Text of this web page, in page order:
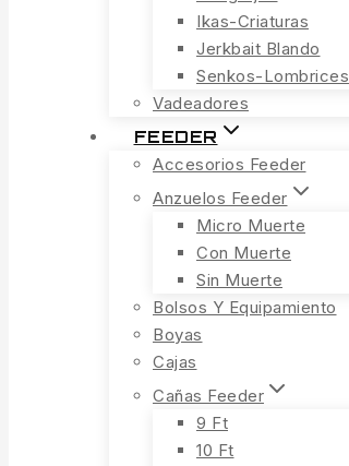
Ikas-Criaturas
Jerkbait Blando
Senkos-Lombrices
Vadeadores
FEEDER
Accesorios Feeder
Anzuelos Feeder
Micro Muerte
Con Muerte
Sin Muerte
Bolsos Y Equipamiento
Boyas
Cajas
Cañas Feeder
9 Ft
10 Ft